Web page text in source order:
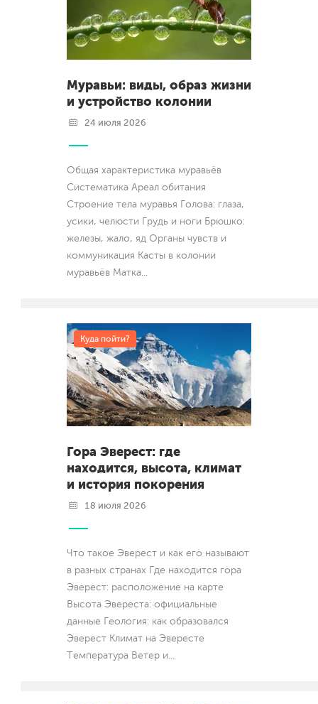
Муравьи: виды, образ жизни
и устройство колонии
24 июля 2026
Общая характеристика муравьёв
Систематика Ареал обитания
Строение тела муравья Голова: глаза,
усики, челюсти Грудь и ноги Брюшко:
железы, жало, яд Органы чувств и
коммуникация Касты в колонии
муравьёв Матка
Куда пойти?
Гора Эверест: где
находится, высота, климат
и история покорения
18 июля 2026
Что такое Эверест и как его называют
в разных странах Где находится гора
Эверест: расположение на карте
Высота Эвереста: официальные
данные Геология: как образовался
Эверест Климат на Эвересте
Температура Ветер и